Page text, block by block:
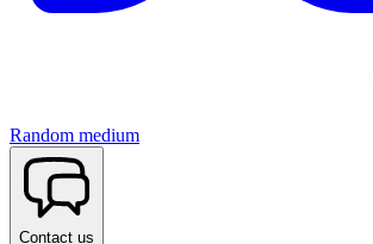
Random medium
Contact us